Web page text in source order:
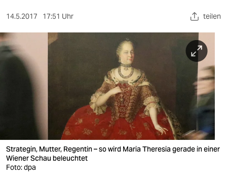
sport
berlin
nord
verlag
verlag
veranstaltungen
14.5.2017 17:51 Uhr teilen
Strategin, Mutter, Regentin – so wird Maria Theresia gerade in einer
Wiener Schau beleuchtet
Foto: dpa